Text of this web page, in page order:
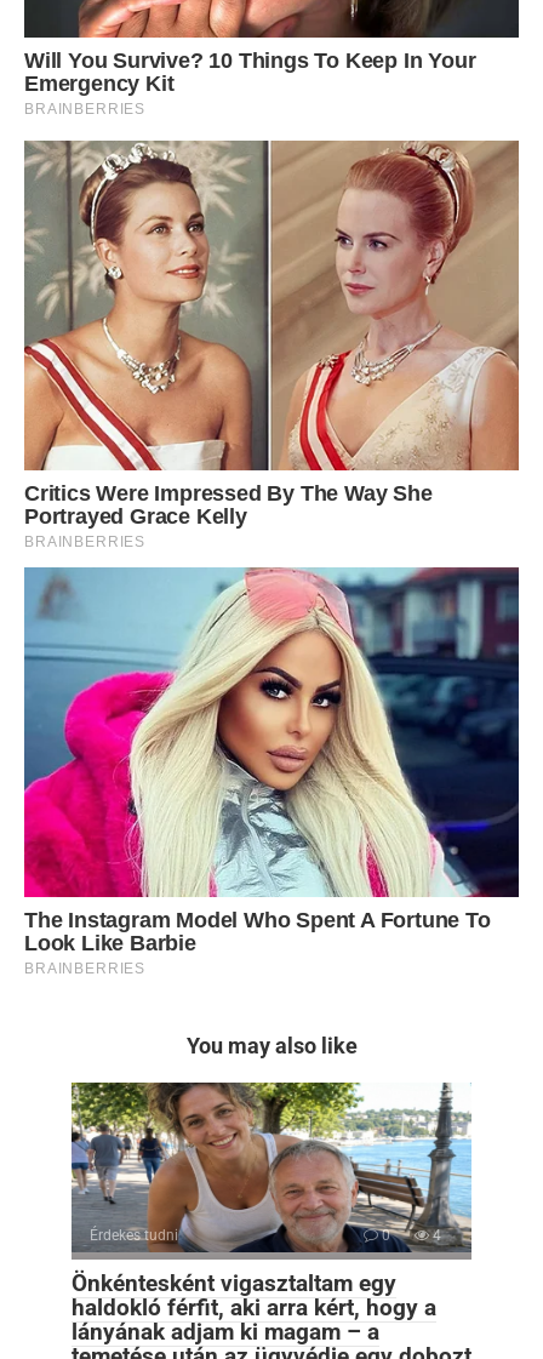
You may also like
Érdekes tudni 0 4
Önkéntesként vigasztaltam egy
haldokló férfit, aki arra kért, hogy a
lányának adjam ki magam – a